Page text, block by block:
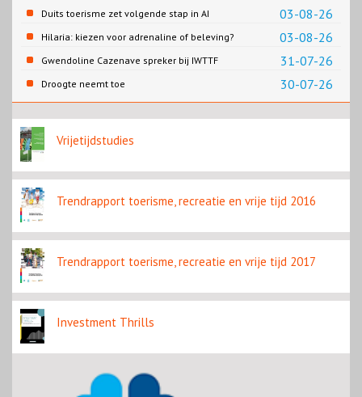
03-08-26
Duits toerisme zet volgende stap in AI
content
03-08-26
Hilaria: kiezen voor adrenaline of beleving?
31-07-26
Gwendoline Cazenave spreker bij IWTTF
congres in Utrecht
30-07-26
Droogte neemt toe
Vrijetijdstudies
Trendrapport toerisme, recreatie en vrije tijd 2016
Trendrapport toerisme, recreatie en vrije tijd 2017
Investment Thrills